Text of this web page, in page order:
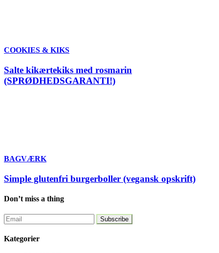
COOKIES & KIKS
Salte kikærtekiks med rosmarin
(SPRØDHEDSGARANTI!)
BAGVÆRK
Simple glutenfri burgerboller (vegansk opskrift)
Don’t miss a thing
Kategorier